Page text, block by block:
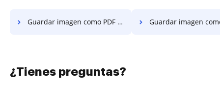
Guardar imagen como PDF en la computadora Guardar imagen como PDF en
¿Tienes preguntas?